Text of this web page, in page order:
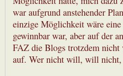
war aufgrund anstehender
einzige Möglichkeit wäre
gewinnbar war, aber auf der
FAZ die Blogs trotzdem
auf. Wer nicht will, will nicht,